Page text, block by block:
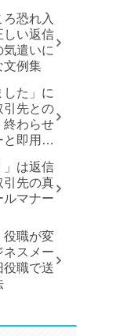
ろ恐れ入
しい返信
気遣いに
文例集
した」に
引先との
終わらせ
と即用文
」は返信
引先の真
ルマナー
役職が変
ネスメー
役職で送